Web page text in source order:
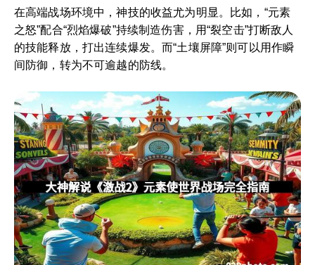
在高端战场环境中，神技的收益尤为明显。比如，“元素
之怒”配合“烈焰爆破”持续制造伤害，用“裂空击”打断敌人
的技能释放，打出连续爆发。而“土壤屏障”则可以用作瞬
间防御，转为不可逾越的防线。